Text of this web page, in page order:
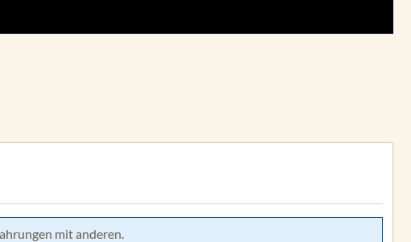
mit anderen.